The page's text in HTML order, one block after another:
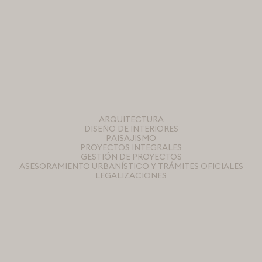
ARQUITECTURA
DISEÑO DE INTERIORES
PAISAJISMO
PROYECTOS INTEGRALES
GESTIÓN DE PROYECTOS
ASESORAMIENTO URBANÍSTICO Y TRÁMITES OFICIALES
LEGALIZACIONES